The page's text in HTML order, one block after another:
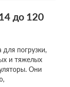
до 120
для погрузки,
и тяжелых
Они